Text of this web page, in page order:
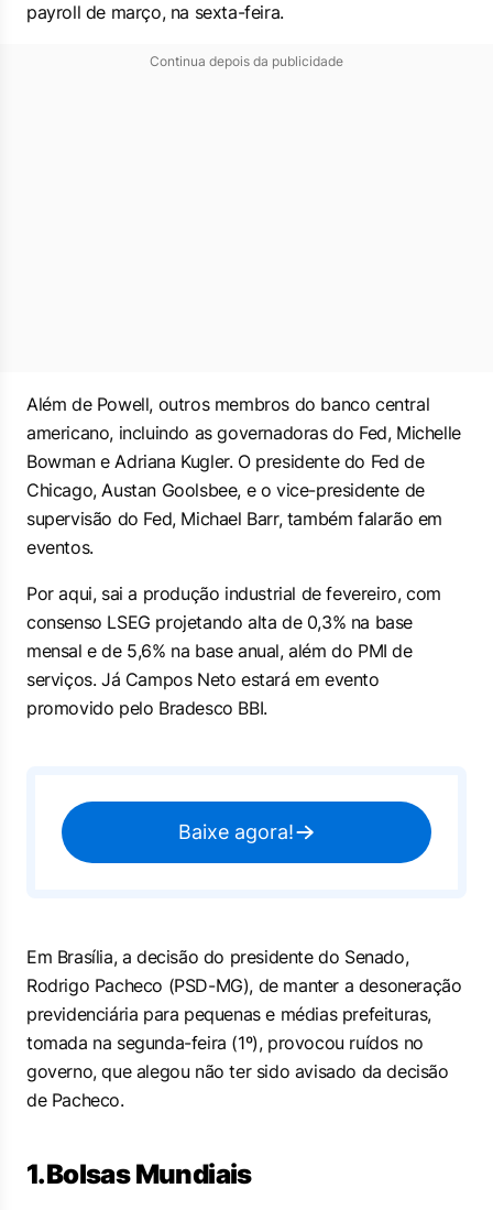
payroll de março, na sexta-feira.
Continua depois da publicidade
Além de Powell, outros membros do banco central
americano, incluindo as governadoras do Fed, Michelle
Bowman e Adriana Kugler. O presidente do Fed de
Chicago, Austan Goolsbee, e o vice-presidente de
supervisão do Fed, Michael Barr, também falarão em
eventos.
Por aqui, sai a produção industrial de fevereiro, com
consenso LSEG projetando alta de 0,3% na base
mensal e de 5,6% na base anual, além do PMI de
serviços. Já Campos Neto estará em evento
promovido pelo Bradesco BBI.
Baixe agora!
Em Brasília, a decisão do presidente do Senado,
Rodrigo Pacheco (PSD-MG), de manter a desoneração
previdenciária para pequenas e médias prefeituras,
tomada na segunda-feira (1º), provocou ruídos no
governo, que alegou não ter sido avisado da decisão
de Pacheco.
1.Bolsas Mundiais